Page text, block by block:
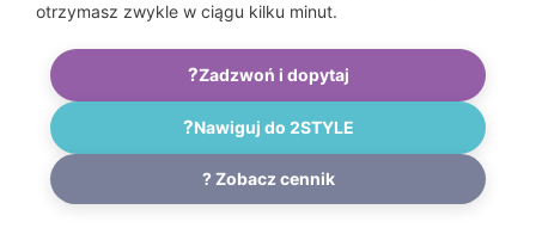
otrzymasz zwykle w ciągu kilku minut.
?Zadzwoń i dopytaj
?️Nawiguj do 2STYLE
? Zobacz cennik